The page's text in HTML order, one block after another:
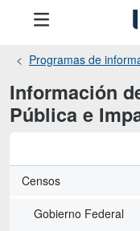
Programas de
Información
Pública e
Censos
Gobierno Federal